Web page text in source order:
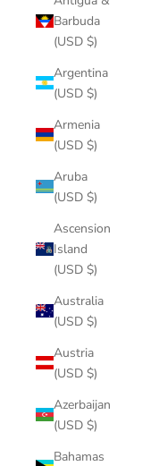
Barbuda
(USD $)
Argentina
(USD $)
Armenia
(USD $)
Aruba
(USD $)
Ascension
Island
(USD $)
Australia
(USD $)
Austria
(USD $)
Azerbaijan
(USD $)
Bahamas